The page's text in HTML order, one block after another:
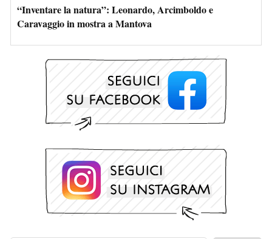
“Inventare la natura”: Leonardo, Arcimboldo e
Caravaggio in mostra a Mantova